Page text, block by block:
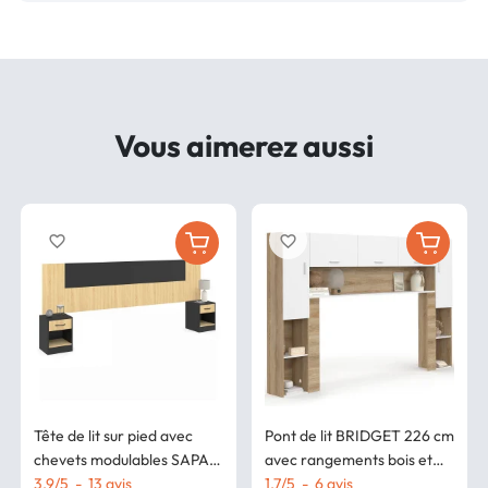
Vous aimerez aussi
Tête de lit sur pied avec
chevets modulables SAPA
pour lit 140, 160 ou 180 cm
3.9/5 - 13 avis
favorite_border
Pont de lit BRIDGET 226 cm
avec rangements bois et
blanc
1.7/5 - 6avis
favorite_border